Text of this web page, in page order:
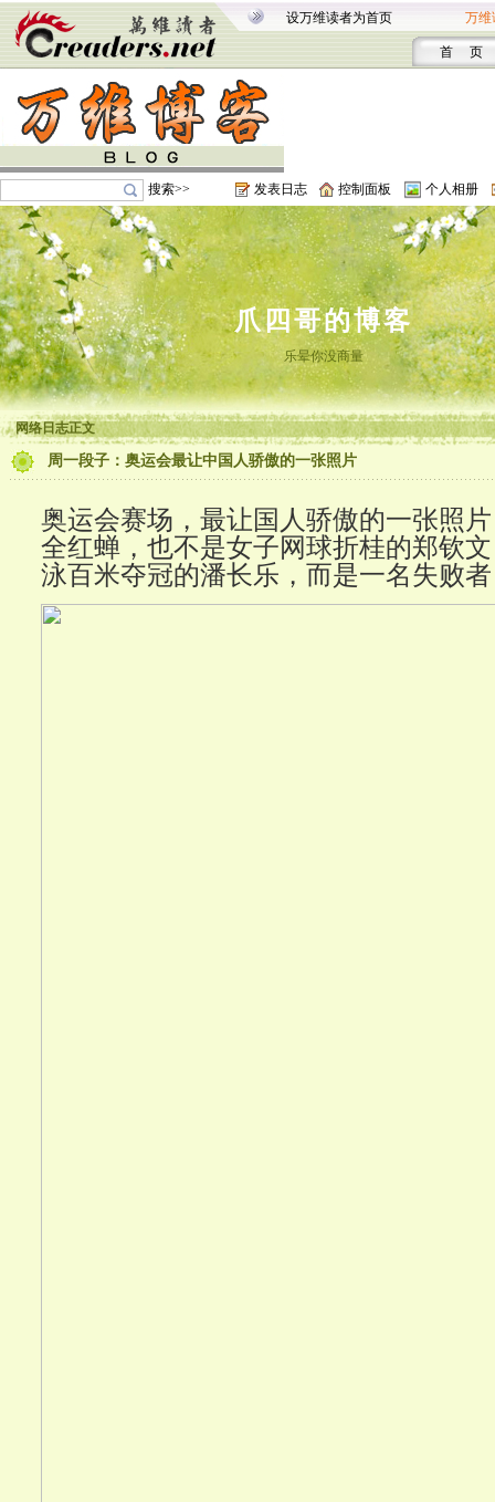
设万维读者为首页 万维
首 页
搜索>> 发表日志 控制面板 个人相册
爪四哥的博客
乐晕你没商量
网络日志正文
周一段子：奥运会最让中国人骄傲的一张照片
奥运会赛场，最让国人骄傲的一张照
全红蝉，也不是女子网球折桂的郑钦
泳百米夺冠的潘长乐，而是一名失败